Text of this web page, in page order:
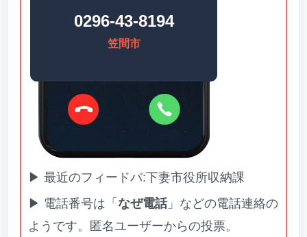
0296-43-8194
笠間市
▶ 最近のフィードバ:下妻市役所収納課
▶ 電話番号は「 なぜ電話」などの電話連絡の
ようです。匿名ユーザーからの投票。